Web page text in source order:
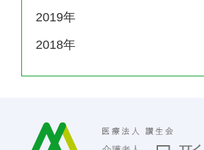
2019
2018